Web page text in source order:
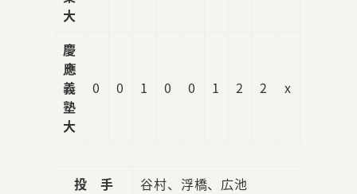
大
慶
應
義
塾
大
0 0 1 0 0 1 2 2 x
投 手
谷村、浮橋、広池